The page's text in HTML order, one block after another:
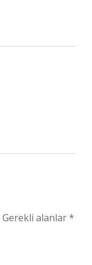
Gerekli alanlar*